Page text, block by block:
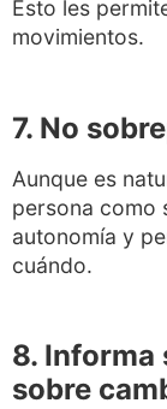
Esto les
movimientos.
7. No
Aunque es
persona como
autonomía y
cuándo.
8. Informa
sobre